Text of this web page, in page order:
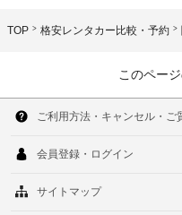
TOP 格安レンタカー比較・予約
このペー